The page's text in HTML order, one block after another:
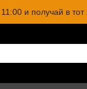
и получай в